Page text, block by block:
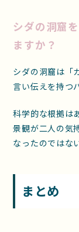
シダの洞窟
ますか？
シダの洞窟は「
言い伝えを持つ
科学的な根拠は
景観が二人の気
なったのではな
まとめ